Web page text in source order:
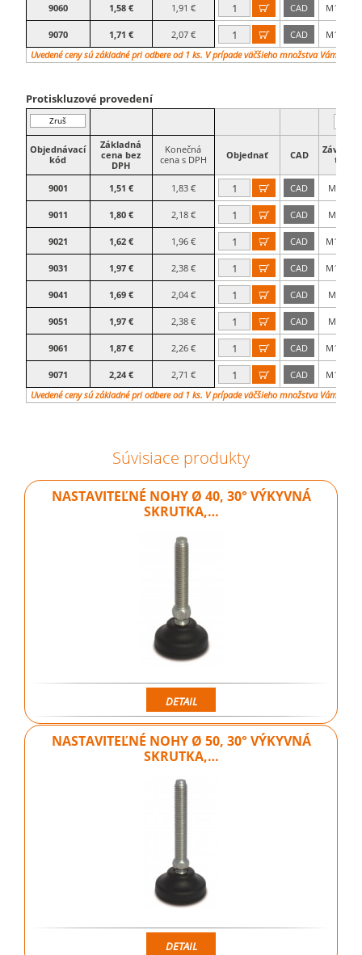
9060 1,58 € 1,91 €  CAD M10×25
9070 1,71 € 2,07 €  CAD
M10×50
Uvedené ceny sú základné pri odbere od 1 ks. V prípade väčšieho množstva Vám
Protiskluzové provedení
Zruš
filter
Objednávací
kód
Základná
cena bez
DPH
Konečná
cena s DPH
Objednať CAD
Závitová
tyč
9001 1,51 € 1,83 €  CAD M8×25
9011 1,80 € 2,18 €  CAD M8×50
9021 1,62 € 1,96 €  CAD M10×25
9031 1,97 € 2,38 €  CAD M10×50
9041 1,69 € 2,04 €  CAD M8×25
9051 1,97 € 2,38 €  CAD M8×50
9061 1,87 € 2,26 €  CAD M10×25
9071 2,24 € 2,71 €  CAD
M10×50
Uvedené ceny sú základné pri odbere od 1 ks. V prípade väčšieho množstva Vám
Súvisiace produkty
NASTAVITEĽNÉ NOHY Ø 40, 30° VÝKYVNÁ
SKRUTKA,…
DETAIL
NASTAVITEĽNÉ NOHY Ø 50, 30° VÝKYVNÁ
SKRUTKA,…
DETAIL